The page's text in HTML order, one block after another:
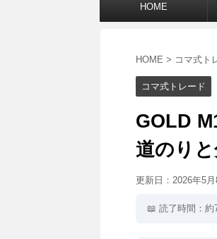
HOME
HOME > コマ式ト
コマ式トレード
GOLD
道のり
更新日： 2026年5月
📖 読了時間：約